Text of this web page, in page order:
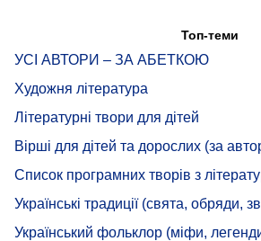
Топ-теми
УСІ АВТОРИ – ЗА АБЕТКОЮ
Художня література
Літературні твори для дітей
Вірші для дітей та дорослих (за
Список програмних творів з
Українські традиції (свята, обряди,
Український фольклор (міфи,